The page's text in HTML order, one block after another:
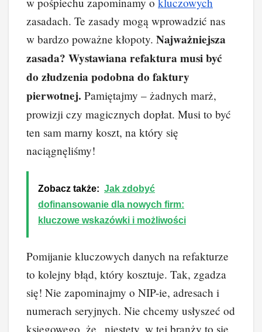
zasadach. Te zasady mogą wprowadzić nas
w bardzo poważne kłopoty. Najważniejsza
zasada? Wystawiana refaktura musi być
do złudzenia podobna do faktury
pierwotnej. Pamiętajmy – żadnych marż,
prowizji czy magicznych dopłat. Musi to być
ten sam marny koszt, na który się
naciągnęliśmy!
Zobacz także: Jak zdobyć
dofinansowanie dla nowych firm:
kluczowe wskazówki i możliwości
Pomijanie kluczowych danych na refakturze
to kolejny błąd, który kosztuje. Tak, zgadza
się! Nie zapominajmy o NIP-ie, adresach i
numerach seryjnych. Nie chcemy usłyszeć od
księgowego, że „niestety, w tej branży to się